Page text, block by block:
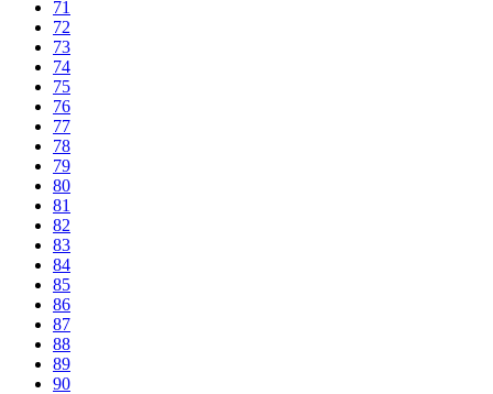
71
72
73
74
75
76
77
78
79
80
81
82
83
84
85
86
87
88
89
90